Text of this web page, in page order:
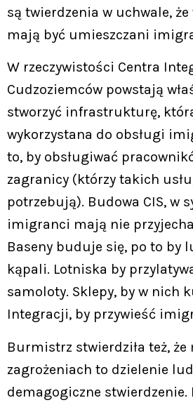
są twierdzenia w uchwale,
mają być umieszczani
W rzeczywistości Centra
Cudzoziemców powstają
stworzyć infrastrukturę,
wykorzystana do obsługi
to, by obsługiwać
zagranicy (którzy takich
potrzebują). Budowa CIS, w
imigranci mają nie
Baseny buduje się, po to by
kąpali. Lotniska by
samoloty. Sklepy, by w nich
Integracji, by przywieść
Burmistrz stwierdziła też, że
zagrożeniach to dzielenie
demagogiczne stwierdzenie.